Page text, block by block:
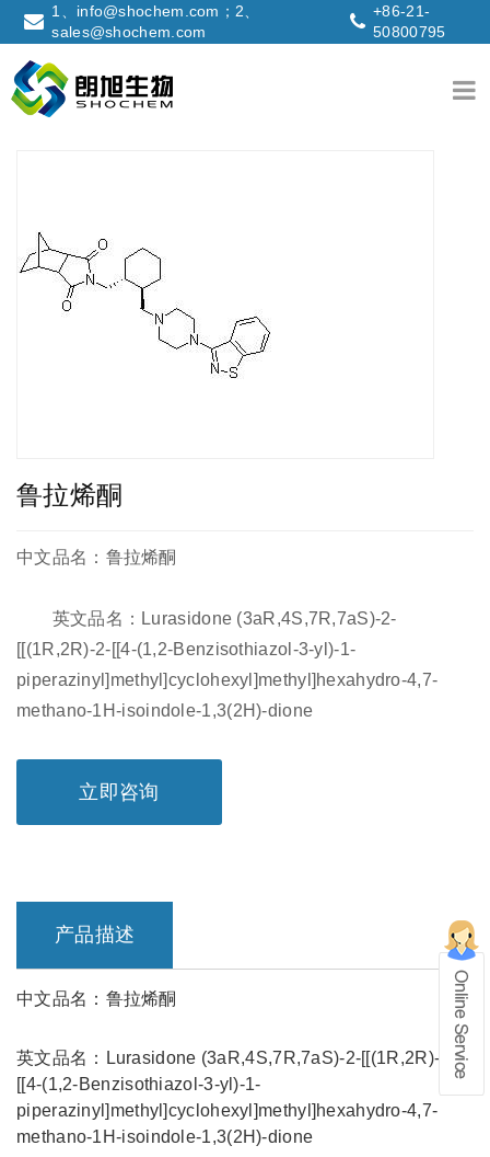
1、info@shochem.com；2、
sales@shochem.com
+86-21-
50800795
鲁拉烯酮
中文品名：鲁拉烯酮
英文品名：Lurasidone (3aR,4S,7R,7aS)-2-
[[(1R,2R)-2-[[4-(1,2-Benzisothiazol-3-yl)-1-
piperazinyl]methyl]cyclohexyl]methyl]hexahydro-4,7-
methano-1H-isoindole-1,3(2H)-dione
立即咨询
产品描述
中文品名：鲁拉烯酮
英文品名：Lurasidone (3aR,4S,7R,7aS)-2-[[(1R,2R)-2-
[[4-(1,2-Benzisothiazol-3-yl)-1-
piperazinyl]methyl]cyclohexyl]methyl]hexahydro-4,7-
methano-1H-isoindole-1,3(2H)-dione
在线留言
1、info@shochem.com；2